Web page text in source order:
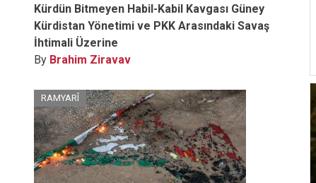
Kürdün Bitmeyen Habil-Kabil Kavgası Güney
Kürdistan Yönetimi ve PKK Arasındaki Savaş
İhtimali Üzerine
By Brahim Ziravav
RAMYARÎ